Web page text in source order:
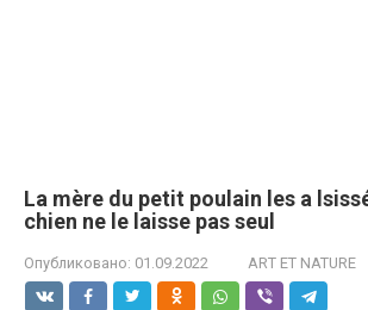
La mère du petit poulain les a
chien ne le laisse pas seul
Опубликовано: 01.09.2022 ART ET NATURE